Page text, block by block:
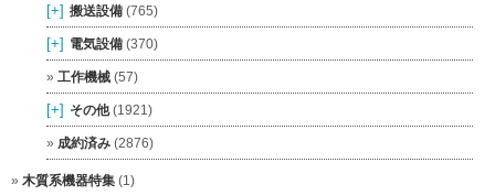
[+] 搬送設備 (765)
[+] 電気設備 (370)
工作機械 (57)
[+] その他(1921)
成約済み (2876)
木質系機器特集 (1)